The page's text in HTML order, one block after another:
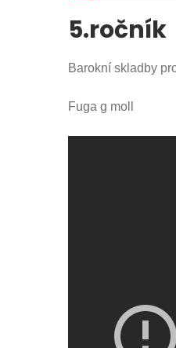
5.ročník
Barokní skladby
Fuga g moll